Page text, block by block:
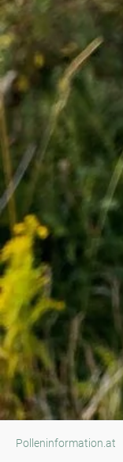
Polleninformation.at